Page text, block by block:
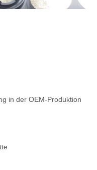
in der OEM-Produktion